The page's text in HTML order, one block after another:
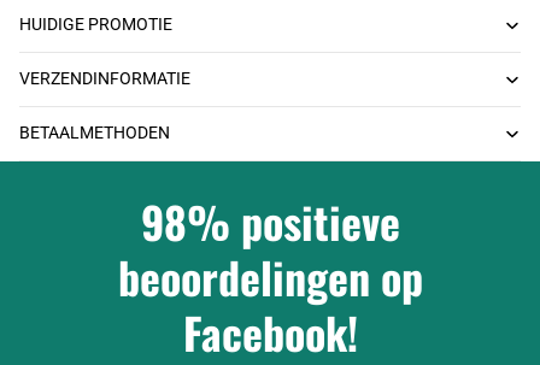
HUIDIGE PROMOTIE
VERZENDINFORMATIE
BETAALMETHODEN
98% positieve
beoordelingen op
Facebook!